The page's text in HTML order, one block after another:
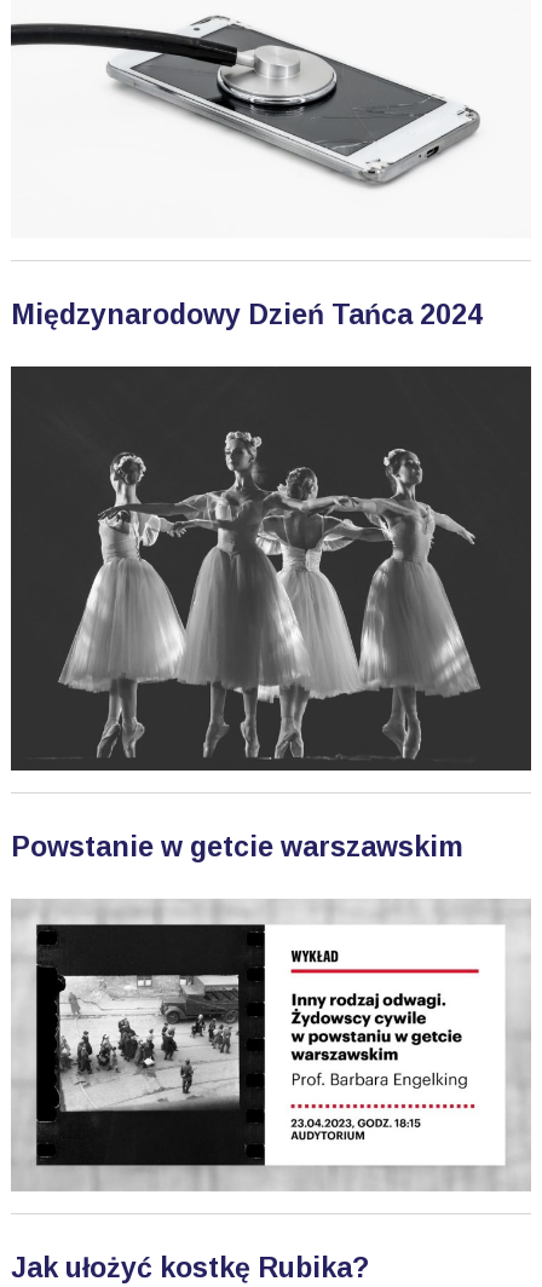
Międzynarodowy Dzień Tańca 2024
Powstanie w getcie warszawskim
Jak ułożyć kostkę Rubika?